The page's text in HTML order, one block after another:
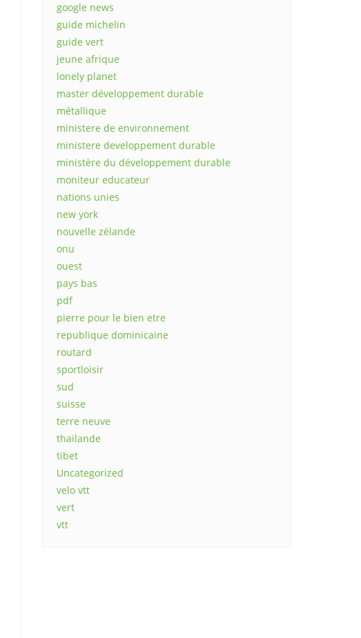
google news
guide michelin
guide vert
jeune afrique
lonely planet
master développement durable
métallique
ministere de environnement
ministere developpement durable
ministère du développement durable
moniteur educateur
nations unies
new york
nouvelle zélande
onu
ouest
pays bas
pdf
pierre pour le bien etre
republique dominicaine
routard
sportloisir
sud
suisse
terre neuve
thailande
tibet
Uncategorized
velo vtt
vert
vtt